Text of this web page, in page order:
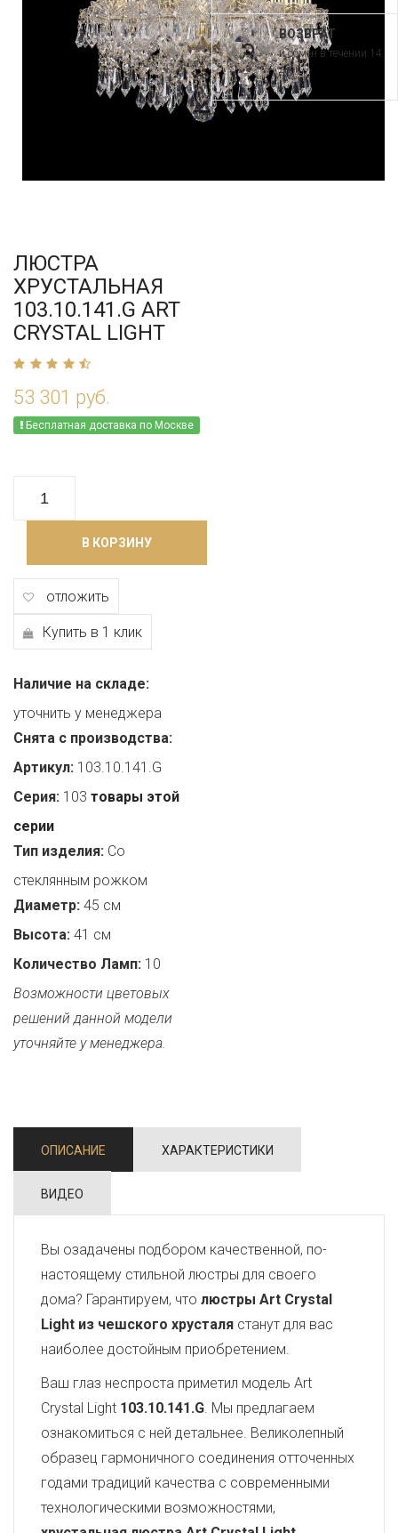
ЛЮСТРА
ХРУСТАЛЬНАЯ
103.10.141.G ART
CRYSTAL LIGHT
53 301 руб.
Бесплатная доставка по Москве
В КОРЗИНУ
отложить
Купить в 1 клик
Наличие на складе:
уточнить у менеджера
Снята с производства:
Артикул: 103.10.141.G
Серия: 103 товары этой
серии
Тип изделия: Со
стеклянным рожком
Диаметр: 45 см
Высота: 41 см
Количество Ламп: 10
Возможности цветовых
решений данной модели
уточняйте у менеджера.
ВОЗВРАТ
и обмен в течении 14
дней
ОПИСАНИЕ ХАРАКТЕРИСТИКИ
ВИДЕО
Вы озадачены подбором качественной, по-
настоящему стильной люстры для своего
дома? Гарантируем, что люстры Art Crystal
Light из чешского хрусталя станут для вас
наиболее достойным приобретением.
Ваш глаз неспроста приметил модель Art
Crystal Light 103.10.141.G. Мы предлагаем
ознакомиться с ней детальнее. Великолепный
образец гармоничного соединения отточенных
годами традиций качества с современными
технологическими возможностями,